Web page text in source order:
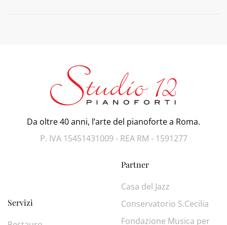
Da oltre 40 anni, l’arte del pianoforte a Roma.
P. IVA 15451431009 - REA RM - 1591277
Servizi
Partner
Casa del Jazz
Conservatorio S.Cecilia
Fondazione Musica per